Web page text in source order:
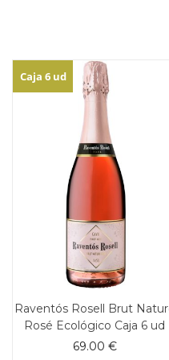
Caja 6 ud
Raventós Rosell Brut
Rosé Ecológico Caja 6 ud
69.00 €